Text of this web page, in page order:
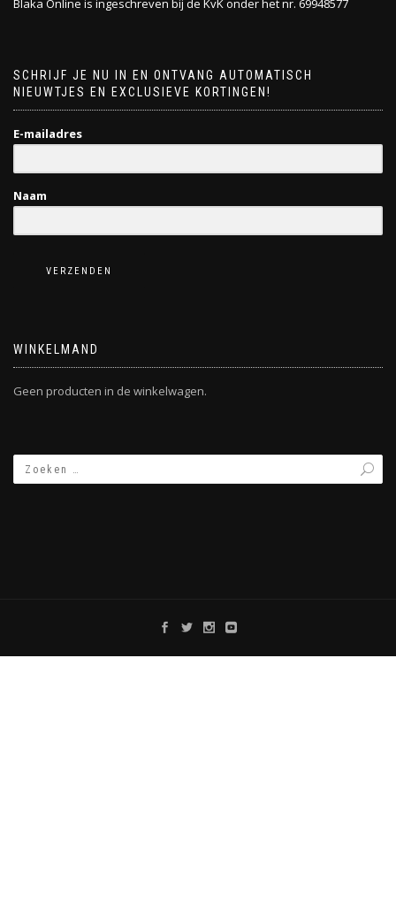
SCHRIJF JE NU IN EN ONTVANG AUTOMATISCH
NIEUWTJES EN EXCLUSIEVE KORTINGEN!
E-mailadres
Naam
VERZENDEN
WINKELMAND
Geen producten in de winkelwagen.